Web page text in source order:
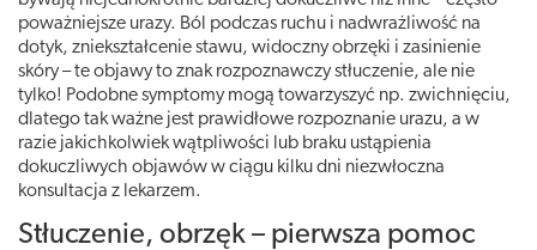
poważniejsze urazy. Ból podczas ruchu i nadwrażliwość na
dotyk, zniekształcenie stawu, widoczny obrzęki i zasinienie
skóry – te objawy to znak rozpoznawczy stłuczenie, ale nie
tylko! Podobne symptomy mogą towarzyszyć np. zwichnięciu,
dlatego tak ważne jest prawidłowe rozpoznanie urazu, a w
razie jakichkolwiek wątpliwości lub braku ustąpienia
dokuczliwych objawów w ciągu kilku dni niezwłoczna
konsultacja z lekarzem.
Stłuczenie, obrzęk – pierwsza pomoc